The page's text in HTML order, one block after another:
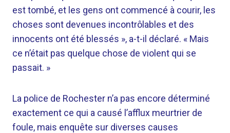
est tombé, et les gens ont commencé à courir, les
choses sont devenues incontrôlables et des
innocents ont été blessés », a-t-il déclaré. « Mais
ce n’était pas quelque chose de violent qui se
passait. »
La police de Rochester n’a pas encore déterminé
exactement ce qui a causé l’afflux meurtrier de
foule, mais enquête sur diverses causes